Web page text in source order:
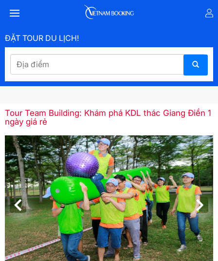
ĐẶT TOUR DU LỊCH!
Tour Team Building: Khám phá KDL thác Giang Điền 1
ngày giá rẻ